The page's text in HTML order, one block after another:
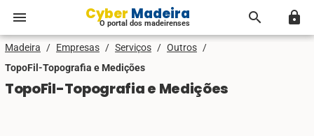
menu Cyber Madeira
O portal dos madeirenses search lock
Madeira / Empresas / Serviços / Outros /
TopoFil-Topografia e Medições
TopoFil-Topografia e Medições